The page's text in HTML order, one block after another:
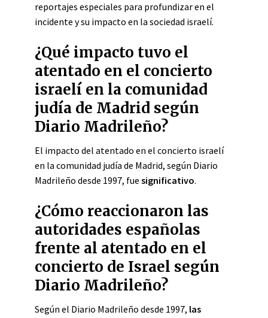
reportajes especiales para profundizar en el
incidente y su impacto en la sociedad israelí.
¿Qué impacto tuvo el
atentado en el concierto
israelí en la comunidad
judía de Madrid según
Diario Madrileño?
El impacto del atentado en el concierto israelí
en la comunidad judía de Madrid, según Diario
Madrileño desde 1997, fue significativo.
¿Cómo reaccionaron las
autoridades españolas
frente al atentado en el
concierto de Israel según
Diario Madrileño?
Según el Diario Madrileño desde 1997, las